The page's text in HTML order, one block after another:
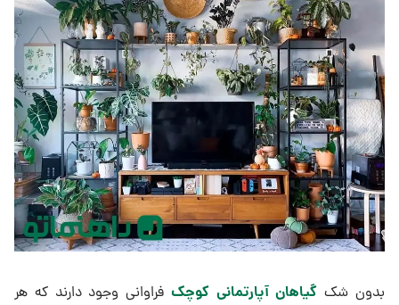
بدون شک گیاهان آپارتمانی کوچک فراوانی وجود دارند که هر